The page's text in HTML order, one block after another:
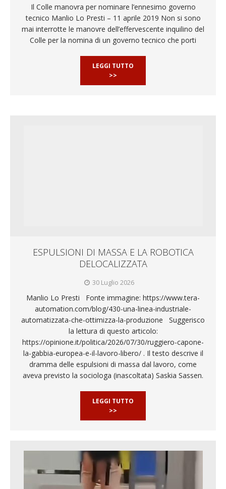
Il Colle manovra per nominare l’ennesimo governo
tecnico Manlio Lo Presti – 11 aprile 2019 Non si sono
mai interrotte le manovre dell’effervescente inquilino del
Colle per la nomina di un governo tecnico che porti
LEGGI TUTTO
>>
ESPULSIONI DI MASSA E LA ROBOTICA
DELOCALIZZATA
30 Luglio 2026
Manlio Lo Presti Fonte immagine: https://www.tera-
automation.com/blog/430-una-linea-industriale-
automatizzata-che-ottimizza-la-produzione Suggerisco
la lettura di questo articolo:
https://opinione.it/politica/2026/07/30/ruggiero-capone-
la-gabbia-europea-e-il-lavoro-libero/ . Il testo descrive il
dramma delle espulsioni di massa dal lavoro, come
aveva previsto la sociologa (inascoltata) Saskia Sassen.
LEGGI TUTTO
>>